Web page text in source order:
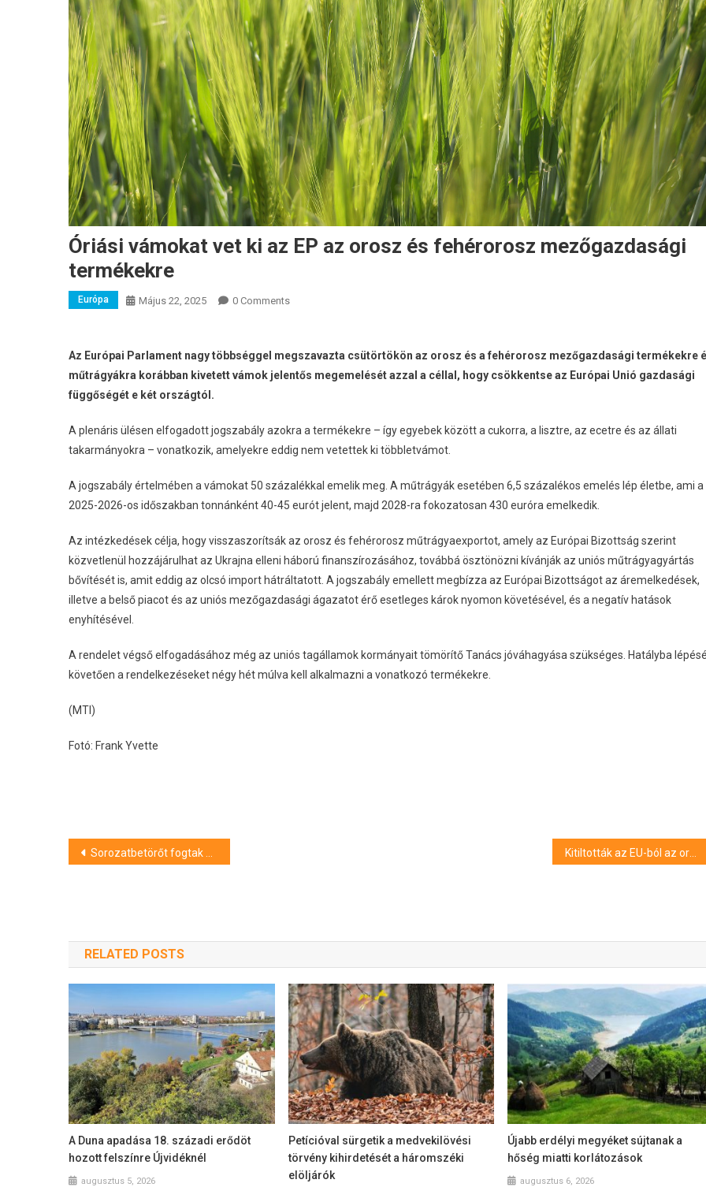
Óriási vámokat vet ki az EP az orosz és fehérorosz mezőgazdasági
termékekre
Európa Május 22, 2025 0 Comments
Az Európai Parlament nagy többséggel megszavazta csütörtökön az orosz és a fehérorosz mezőgazdasági termékekre
műtrágyákra korábban kivetett vámok jelentős megemelését azzal a céllal, hogy csökkentse az Európai Unió gazdasági
függőségét e két országtól.
A plenáris ülésen elfogadott jogszabály azokra a termékekre – így egyebek között a cukorra, a lisztre, az ecetre és az állati
takarmányokra – vonatkozik, amelyekre eddig nem vetettek ki többletvámot.
A jogszabály értelmében a vámokat 50 százalékkal emelik meg. A műtrágyák esetében 6,5 százalékos emelés lép életbe, ami a
2025-2026-os időszakban tonnánként 40-45 eurót jelent, majd 2028-ra fokozatosan 430 euróra emelkedik.
Az intézkedések célja, hogy visszaszorítsák az orosz és fehérorosz műtrágyaexportot, amely az Európai Bizottság szerint
közvetlenül hozzájárulhat az Ukrajna elleni háború finanszírozásához, továbbá ösztönözni kívánják az uniós műtrágyagyártás
bővítését is, amit eddig az olcsó import hátráltatott. A jogszabály emellett megbízza az Európai Bizottságot az áremelkedések,
illetve a belső piacot és az uniós mezőgazdasági ágazatot érő esetleges károk nyomon követésével, és a negatív hatások
enyhítésével.
A rendelet végső elfogadásához még az uniós tagállamok kormányait tömörítő Tanács jóváhagyása szükséges. Hatályba
követően a rendelkezéseket négy hét múlva kell alkalmazni a vonatkozó termékekre.
(MTI)
Fotó: Frank Yvette
Bejegyzés
Sorozatbetörőt fogtak el Nyíregyházán Kitiltották az EU-ból az orosz műtrágyát
RELATED POSTS
A Duna apadása 18. századi erődöt
hozott felszínre Újvidéknél
augusztus 5, 2026
Petícióval sürgetik a medvekilövési
törvény kihirdetését a háromszéki
elöljárók
Újabb erdélyi megyéket sújtanak a
hőség miatti korlátozások
augusztus 6, 2026